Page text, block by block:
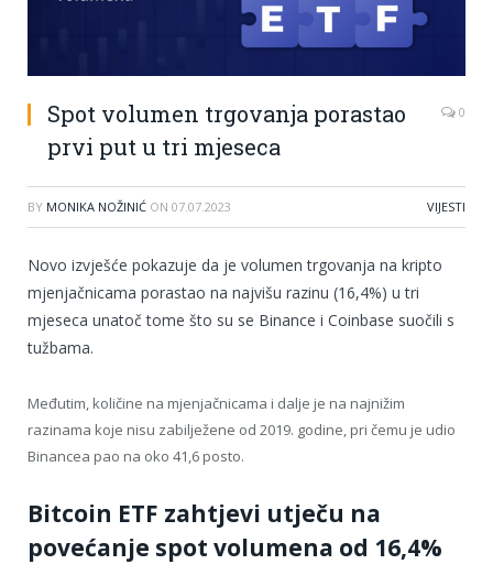
Spot volumen trgovanja porastao
prvi put u tri mjeseca
0
BY MONIKA NOŽINIĆ ON 07.07.2023 VIJESTI
Novo izvješće pokazuje da je volumen trgovanja na kripto
mjenjačnicama porastao na najvišu razinu (16,4%) u tri
mjeseca unatoč tome što su se Binance i Coinbase suočili s
tužbama.
Međutim, količine na mjenjačnicama i dalje je na najnižim
razinama koje nisu zabilježene od 2019. godine, pri čemu je udio
Binancea pao na oko 41,6 posto.
Bitcoin ETF zahtjevi utječu na
povećanje spot volumena od 16,4%